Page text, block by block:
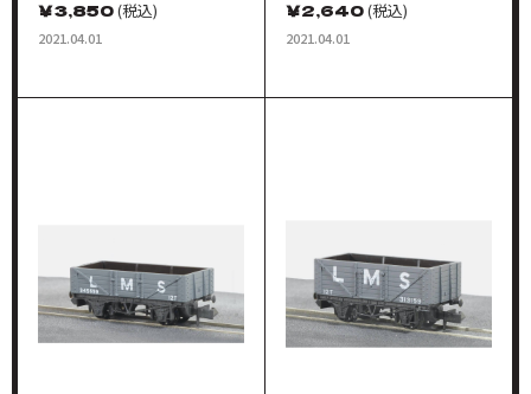
￥3,850(税込)
2021.04.01
￥2,640(税込)
2021.04.01